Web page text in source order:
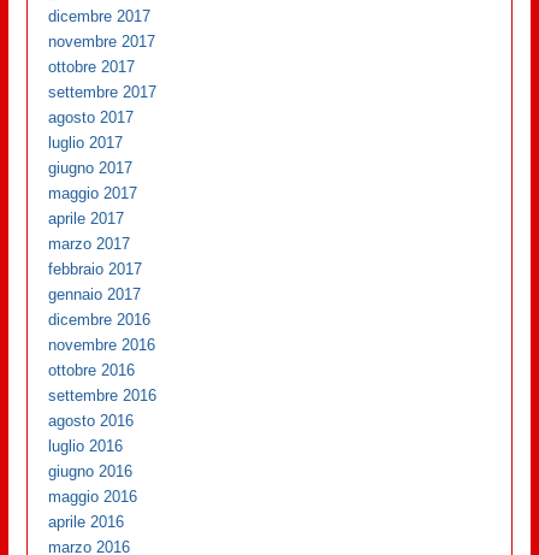
dicembre 2017
novembre 2017
ottobre 2017
settembre 2017
agosto 2017
luglio 2017
giugno 2017
maggio 2017
aprile 2017
marzo 2017
febbraio 2017
gennaio 2017
dicembre 2016
novembre 2016
ottobre 2016
settembre 2016
agosto 2016
luglio 2016
giugno 2016
maggio 2016
aprile 2016
marzo 2016